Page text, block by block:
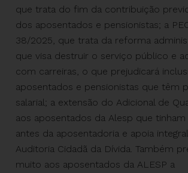
que trata do fim da contribuição
dos aposentados e pensionistas; a
38/2025, que trata da reforma
que visa destruir o serviço público e
com carreiras, o que prejudicará
aposentados e pensionistas que têm
salarial; a extensão do Adicional de
aos aposentados da Alesp que
antes da aposentadoria e apoia
Auditoria Cidadã da Dívida. Também
muito aos aposentados da ALESP a